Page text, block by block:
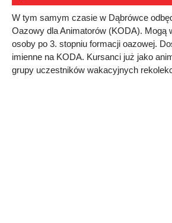
W tym samym czasie w Dąbrówce
Oazowy dla Animatorów (KODA). Mogą
osoby po 3. stopniu formacji oazowej.
imienne na KODA. Kursanci już jako
grupy uczestników wakacyjnych